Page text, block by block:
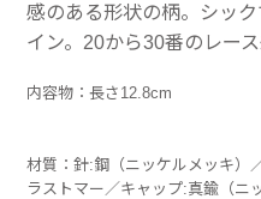
感のある形状の柄。シッ
イン。20から30番のレース
内容物：長さ12.8cm
材質：針:鋼（ニッケルメッキ）
ラストマー／キャップ:真鍮（ニ